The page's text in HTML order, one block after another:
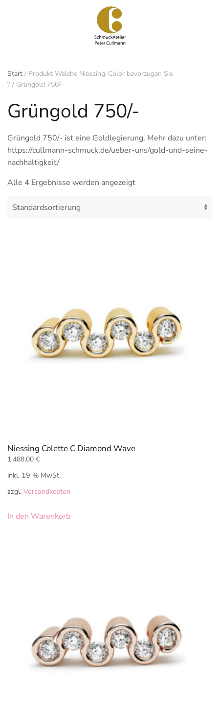
Start / Produkt Welche Niessing-Color bevorzugen Sie
? / Grüngold 750/-
Grüngold 750/-
Grüngold 750/- ist eine Goldlegierung. Mehr dazu unter:
https://cullmann-schmuck.de/ueber-uns/gold-und-seine-
nachhaltigkeit/
Alle 4 Ergebnisse werden angezeigt
Niessing Colette C Diamond Wave
1.488,00 €
inkl. 19 % MwSt.
zzgl. Versandkosten
In den Warenkorb